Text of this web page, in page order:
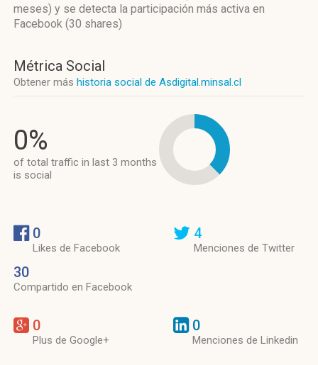
meses) y se detecta la participación más activa en
Facebook (30 shares)
Métrica Social
Obtener más historia social de Asdigital.minsal.cl
0%
of total traffic in last 3 months
is social
0
Likes de Facebook
30
Compartido en Facebook
4
Menciones de Twitter
0
Plus de Google+
0
Menciones de Linkedin